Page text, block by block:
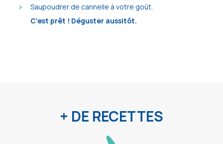
Saupoudrer de cannelle à votre goût.
C'est prêt ! Déguster aussitôt.
+ DE RECETTES